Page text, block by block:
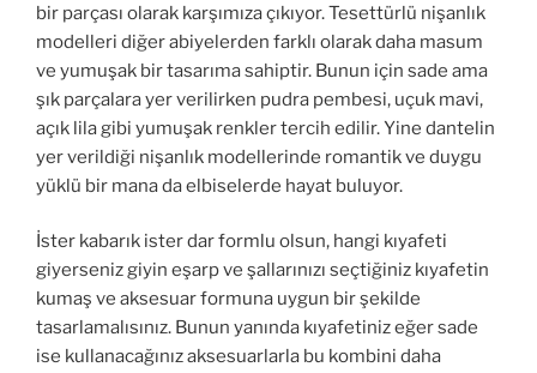
bir parçası olarak karşımıza çıkıyor. Tesettürlü nişanlık
modelleri diğer abiyelerden farklı olarak daha masum
ve yumuşak bir tasarıma sahiptir. Bunun için sade ama
şık parçalara yer verilirken pudra pembesi, uçuk mavi,
açık lila gibi yumuşak renkler tercih edilir. Yine dantelin
yer verildiği nişanlık modellerinde romantik ve duygu
yüklü bir mana da elbiselerde hayat buluyor.
İster kabarık ister dar formlu olsun, hangi kıyafeti
giyerseniz giyin eşarp ve şallarınızı seçtiğiniz kıyafetin
kumaş ve aksesuar formuna uygun bir şekilde
tasarlamalısınız. Bunun yanında kıyafetiniz eğer sade
ise kullanacağınız aksesuarlarla bu kombini daha